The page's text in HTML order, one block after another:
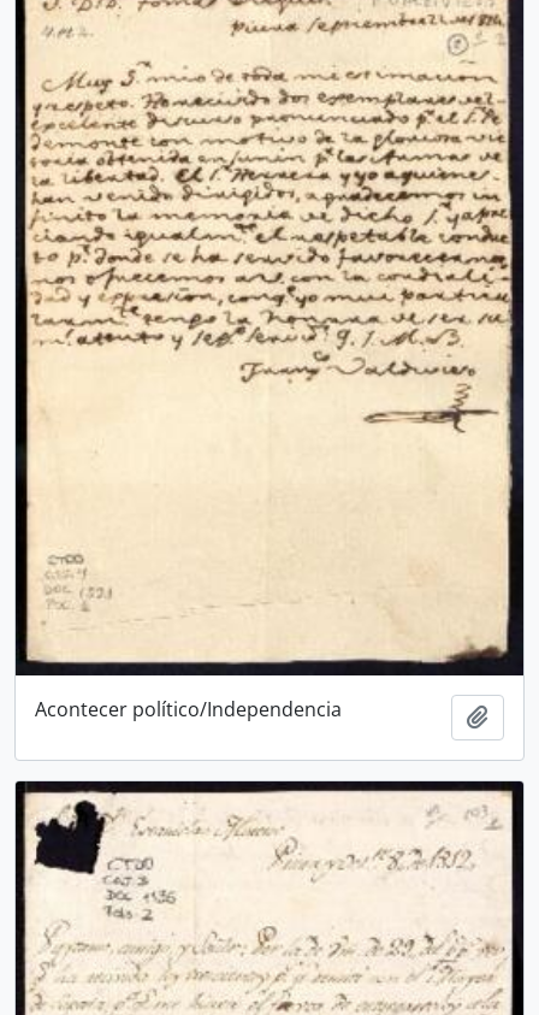
Acontecer político/Independencia